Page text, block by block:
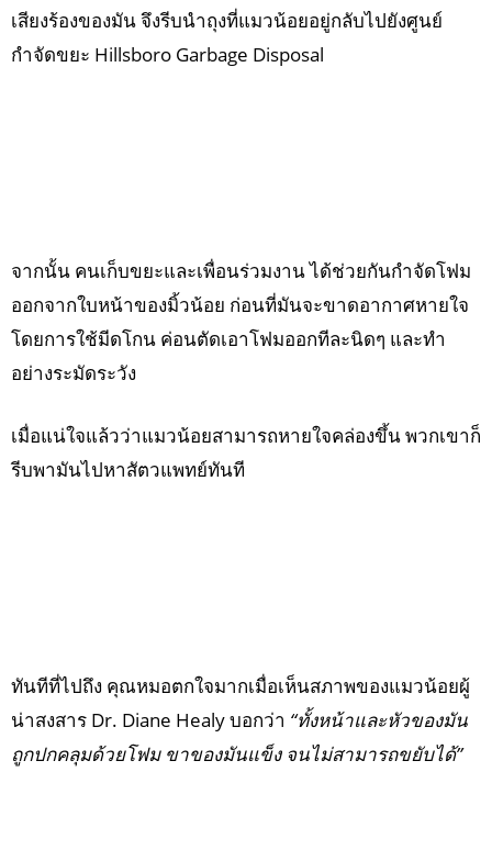
เสียงร้องของมัน จึงรีบนำถุงที่แมวน้อยอยู่กลับไปยังศูนย์
กำจัดขยะ Hillsboro Garbage Disposal
จากนั้น คนเก็บขยะและเพื่อนร่วมงาน ได้ช่วยกันกำจัดโฟม
ออกจากใบหน้าของมิ้วน้อย ก่อนที่มันจะขาดอากาศหายใจ
โดยการใช้มีดโกน ค่อนตัดเอาโฟมออกทีละนิดๆ และทำ
อย่างระมัดระวัง
เมื่อแน่ใจแล้วว่าแมวน้อยสามารถหายใจคล่องขึ้น พวกเขาก็
รีบพามันไปหาสัตวแพทย์ทันที
ทันทีที่ไปถึง คุณหมอตกใจมากเมื่อเห็นสภาพของแมวน้อยผู้
น่าสงสาร Dr. Diane Healy บอกว่า “ทั้งหน้าและหัวของมัน
ถูกปกคลุมด้วยโฟม ขาของมันแข็ง จนไม่สามารถขยับได้”